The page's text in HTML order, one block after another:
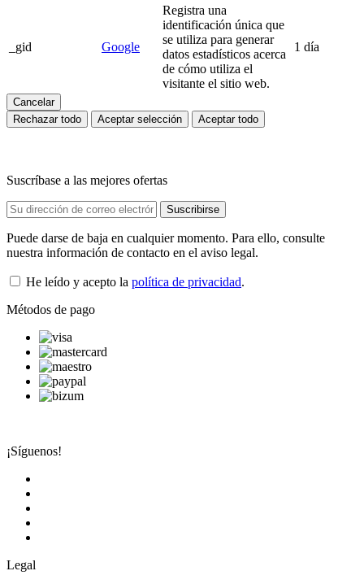
_gid Google
Registra una
identificación única que
se utiliza para generar
datos estadísticos acerca
de cómo utiliza el
visitante el sitio web.
1 día
Cancelar
Rechazar todo
Aceptar selección Aceptar todo
Suscríbase a las mejores ofertas
Puede darse de baja en cualquier momento. Para ello, consulte
nuestra información de contacto en el aviso legal.
He leído y acepto la política de privacidad.
Métodos de pago
¡Síguenos!
Legal